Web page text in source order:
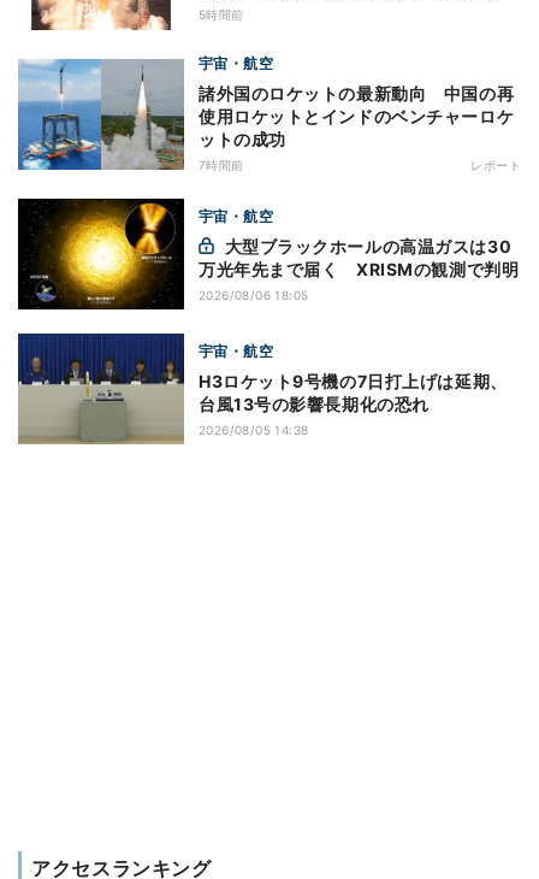
5時間前
宇宙・航空
諸外国のロケットの最新動向 中国の再
使用ロケットとインドのベンチャーロケ
ットの成功
7時間前 レポート
宇宙・航空
万光年先まで届く XRISMの観測で判明
2026/08/06 18:05
宇宙・航空
H3ロケット9号機の7日打上げは延期、
台風13号の影響長期化の恐れ
2026/08/05 14:38
アクセスランキング